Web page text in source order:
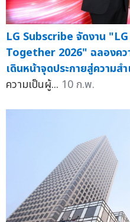
LG Subscribe จัดงาน
Together 2026" ฉลองคว
เดินหน้าจุดประกายสู่ความส
ความเป็นผู้... 10 ก.พ.